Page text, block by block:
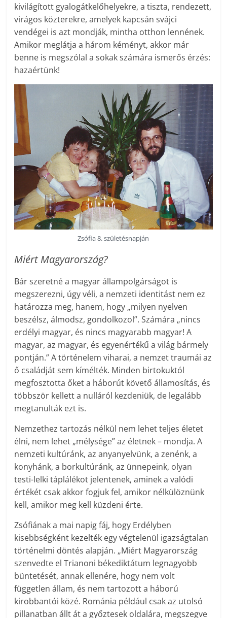
kivilágított gyalogátkelőhelyekre, a tiszta, rendezett,
virágos közterekre, amelyek kapcsán svájci
vendégei is azt mondják, mintha otthon lennének.
Amikor meglátja a három kéményt, akkor már
benne is megszólal a sokak számára ismerős érzés:
hazaértünk!
Zsófia 8. születésnapján
Miért Magyarország?
Bár szeretné a magyar állampolgárságot is
megszerezni, úgy véli, a nemzeti identitást nem ez
határozza meg, hanem, hogy „milyen nyelven
beszélsz, álmodsz, gondolkozol”. Számára „nincs
erdélyi magyar, és nincs magyarabb magyar! A
magyar, az magyar, és egyenértékű a világ bármely
pontján.” A történelem viharai, a nemzet traumái az
ő családját sem kímélték. Minden birtokuktól
megfosztotta őket a háborút követő államosítás, és
többször kellett a nulláról kezdeniük, de legalább
megtanulták ezt is.
Nemzethez tartozás nélkül nem lehet teljes életet
élni, nem lehet „mélysége” az életnek – mondja. A
nemzeti kultúránk, az anyanyelvünk, a zenénk, a
konyhánk, a borkultúránk, az ünnepeink, olyan
testi-lelki táplálékot jelentenek, aminek a valódi
értékét csak akkor fogjuk fel, amikor nélkülöznünk
kell, amikor meg kell küzdeni érte.
Zsófiának a mai napig fáj, hogy Erdélyben
kisebbségként kezelték egy végtelenül igazságtalan
történelmi döntés alapján. „Miért Magyarország
szenvedte el Trianoni békediktátum legnagyobb
büntetését, annak ellenére, hogy nem volt
független állam, és nem tartozott a háború
kirobbantói közé. Románia például csak az utolsó
pillanatban állt át a győztesek oldalára, megszegve